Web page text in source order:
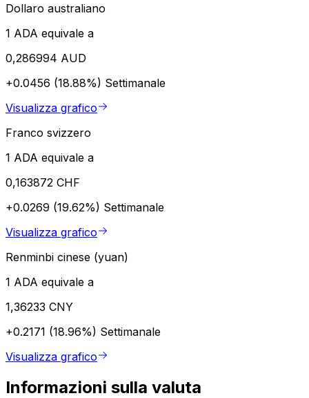
Dollaro australiano
1 ADA equivale a
0,286994 AUD
+0.0456 (18.88%) Settimanale
Visualizza grafico
Franco svizzero
1 ADA equivale a
0,163872 CHF
+0.0269 (19.62%) Settimanale
Visualizza grafico
Renminbi cinese (yuan)
1 ADA equivale a
1,36233 CNY
+0.2171 (18.96%) Settimanale
Visualizza grafico
Informazioni sulla valuta